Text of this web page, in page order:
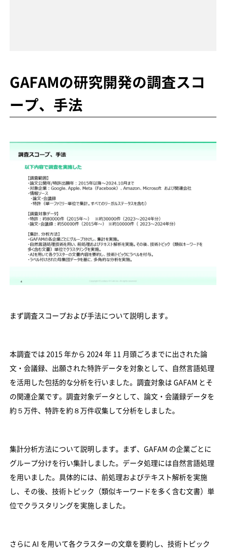
GAFAMの研究開発の調査スコ
ープ、手法
まず調査スコープおよび手法について説明します。
本調査では 2015 年から 2024 年 11 月頭ごろまでに出された論
文・会議録、出願された特許データを対象として、自然言語処理
を活用した包括的な分析を行いました。調査対象は GAFAM とそ
の関連企業です。調査対象データとして、論文・会議録データを
約５万件、特許を約８万件収集して分析をしました。
集計分析方法について説明します。まず、GAFAM の企業ごとに
グループ分けを行い集計しました。データ処理には自然言語処理
を用いました。具体的には、前処理およびテキスト解析を実施
し、その後、技術トピック（類似キーワードを多く含む文書）単
位でクラスタリングを実施しました。
さらに AI を用いて各クラスターの文章を要約し、技術トピック